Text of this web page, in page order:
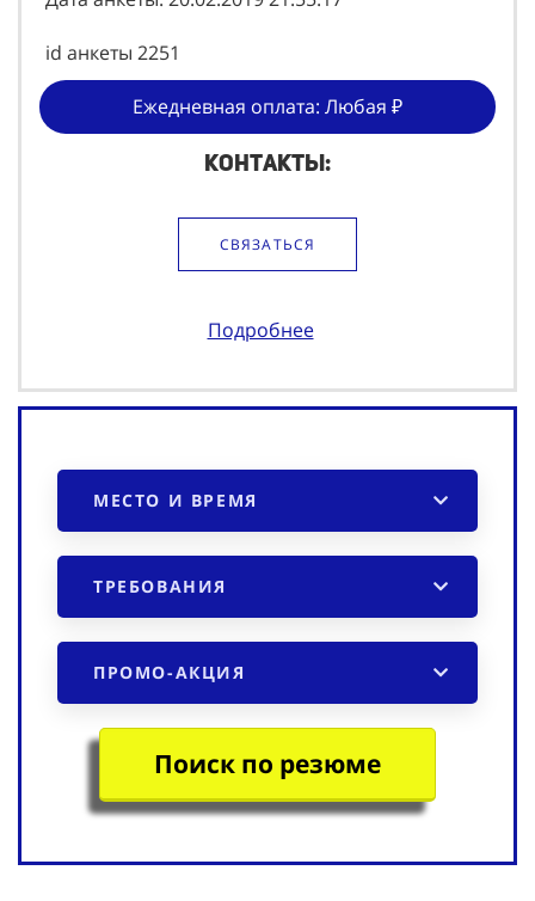
id анкеты 2251
Ежедневная оплата: Любая ₽
Контакты:
СВЯЗАТЬСЯ
Подробнее
МЕСТО И ВРЕМЯ
ТРЕБОВАНИЯ
ПРОМО-АКЦИЯ
Поиск по резюме